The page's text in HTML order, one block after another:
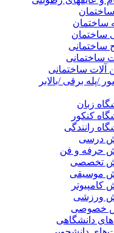
ساختمان
ساختمان
ساختمانی
ساختمانی
آلات ساختمانی
/پله برقی /بالابر
زبان
کنکور
رانندگی
درسی
حرفه و فن
تخصصی
موسیقی
کامپیوتر
ورزشی
خصوصی
دانشگاهی